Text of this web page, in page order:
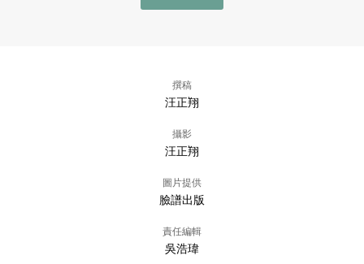
撰稿
汪正翔
攝影
汪正翔
圖片提供
臉譜出版
責任編輯
吳浩瑋